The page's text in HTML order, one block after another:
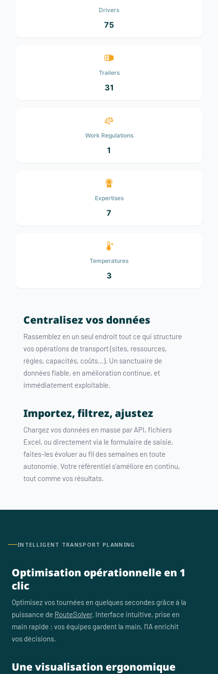
Drivers
75
Trailers
31
Work Regulations
1
Expertises
7
Temperatures
3
Centralisez vos données
Rassemblez en un seul endroit tout ce qui structure
vos opérations de transport (sites, ressources,
règles, capacités, coûts…). Un sanctuaire de
données fiable, en amélioration continue, et
immédiatement exploitable.
Importez, filtrez, ajustez
Chargez vos données en masse par API, fichiers
Excel, ou directement via le formulaire de saisie,
faites-les évoluer au fil des semaines en toute
autonomie. Votre référentiel s’améliore en continu,
tout comme vos résultats.
INTELLIGENT TRANSPORT PLANNING
Optimisation opérationnelle en 1
clic
Optimisez vos tournées en quelques secondes grâce à la
puissance de RouteSolver. Interface intuitive, prise en
main rapide : vos équipes gardent la main, l’IA enrichit
vos décisions.
Une visualisation ergonomique